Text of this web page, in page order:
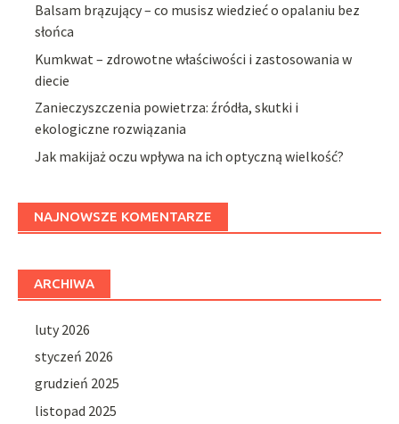
Balsam brązujący – co musisz wiedzieć o opalaniu bez
słońca
Kumkwat – zdrowotne właściwości i zastosowania w
diecie
Zanieczyszczenia powietrza: źródła, skutki i
ekologiczne rozwiązania
Jak makijaż oczu wpływa na ich optyczną wielkość?
NAJNOWSZE KOMENTARZE
ARCHIWA
luty 2026
styczeń 2026
grudzień 2025
listopad 2025